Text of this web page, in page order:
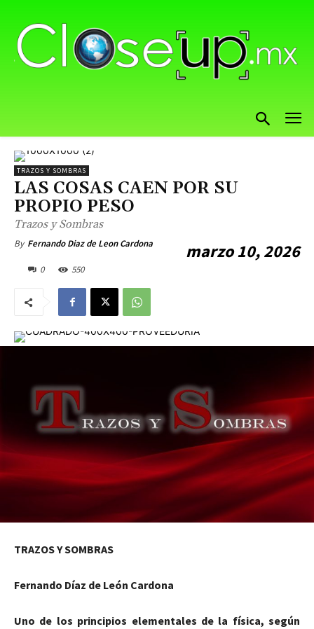
TRAZOS Y SOMBRAS
LAS COSAS CAEN POR SU
PROPIO PESO
Trazos y Sombras
By Fernando Diaz de Leon Cardona marzo 10, 2026
0 550
TRAZOS Y SOMBRAS
Fernando Díaz de León Cardona
Uno de los principios elementales de la física, según